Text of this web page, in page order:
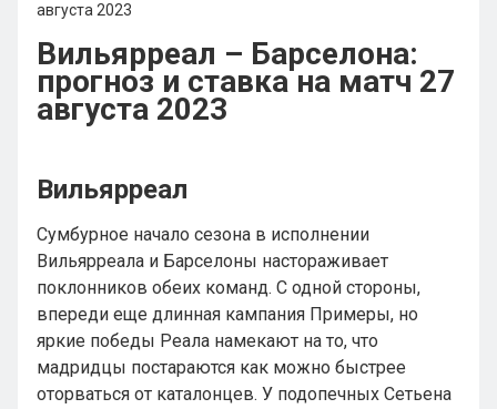
августа 2023
Вильярреал – Барселона:
прогноз и ставка на матч 27
августа 2023
Вильярреал
Сумбурное начало сезона в исполнении
Вильярреала и Барселоны настораживает
поклонников обеих команд. С одной стороны,
впереди еще длинная кампания Примеры, но
яркие победы Реала намекают на то, что
мадридцы постараются как можно быстрее
оторваться от каталонцев. У подопечных Сетьена